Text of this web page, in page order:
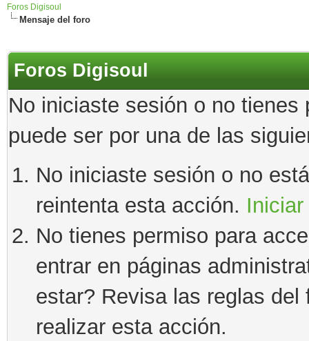
Foros Digisoul
Mensaje del foro
Foros Digisoul
No iniciaste sesión o no
puede ser por una de las
No iniciaste sesión o no
reintenta esta acción.
No tienes permiso para
entrar en páginas
estar? Revisa las reglas
realizar esta acción.